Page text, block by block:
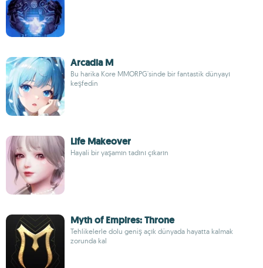
Arcadia M
Bu harika Kore MMORPG'sinde bir fantastik dünyayı
keşfedin
Life Makeover
Hayali bir yaşamın tadını çıkarın
Myth of Empires: Throne
Tehlikelerle dolu geniş açık dünyada hayatta kalmak
zorunda kal